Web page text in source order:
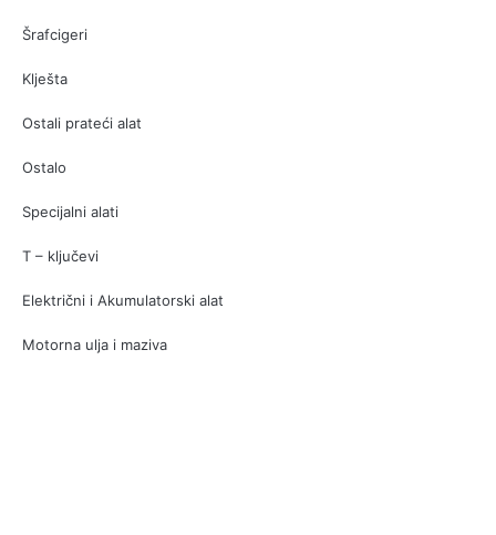
Šrafcigeri
Klješta
Ostali prateći alat
Ostalo
Specijalni alati
T – ključevi
Električni i Akumulatorski alat
Motorna ulja i maziva